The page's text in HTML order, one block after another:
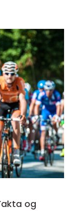
og